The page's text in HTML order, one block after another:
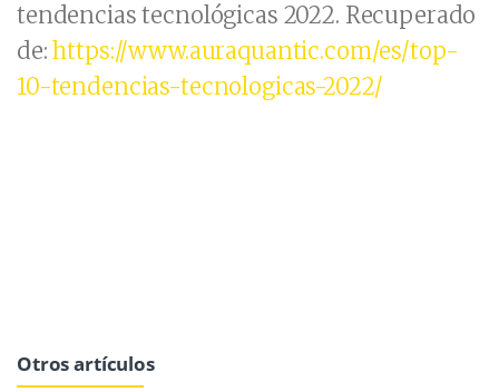
tendencias tecnológicas 2022. Recuperado
de: https://www.auraquantic.com/es/top-
10-tendencias-tecnologicas-2022/
Otros artículos